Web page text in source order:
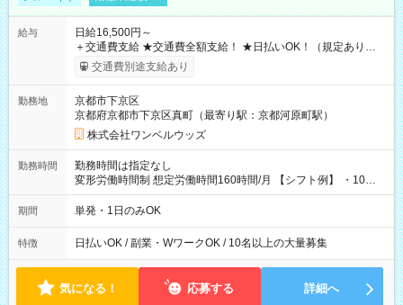
給与
日給16,500円～
＋交通費支給 ★交通費全額支給！ ★日払いOK！（規定あり） ┗
働いたその日に現金GET♪ お仕事後はコンビニATMから 日払
交通費別途支給あり
勤務地
京都市下京区
京都府京都市下京区真町（最寄り駅：京都河原町駅）
株式会社ワンベルウッズ
勤務時間
勤務時間は指定なし
変形労働時間制 想定労働時間160時間/月 【シフト例】 ・10：
00～20：00
期間 単発・1日のみOK
特徴 日払いOK / 副業・WワークOK / 10名以上の大量募集
気になる！ 応募する 詳細へ